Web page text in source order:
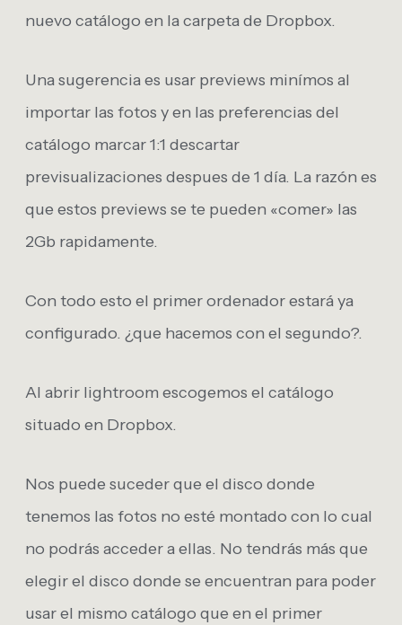
nuevo catálogo en la carpeta de Dropbox.
Una sugerencia es usar previews minímos al
importar las fotos y en las preferencias del
catálogo marcar 1:1 descartar
previsualizaciones despues de 1 día. La razón es
que estos previews se te pueden «comer» las
2Gb rapidamente.
Con todo esto el primer ordenador estará ya
configurado. ¿que hacemos con el segundo?.
Al abrir lightroom escogemos el catálogo
situado en Dropbox.
Nos puede suceder que el disco donde
tenemos las fotos no esté montado con lo cual
no podrás acceder a ellas. No tendrás más que
elegir el disco donde se encuentran para poder
usar el mismo catálogo que en el primer